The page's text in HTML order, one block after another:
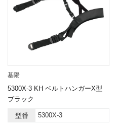
基陽
5300X-3 KH ベルトハンガーX型
ブラック
型番 5300X-3